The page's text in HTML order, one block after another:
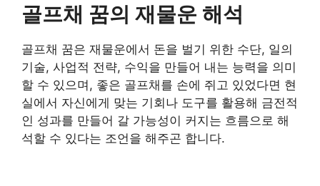
골프채 꿈의 재물운 해석
골프채 꿈은 재물운에서 돈을 벌기 위한 수단, 일의
기술, 사업적 전략, 수익을 만들어 내는 능력을 의미
할 수 있으며, 좋은 골프채를 손에 쥐고 있었다면 현
실에서 자신에게 맞는 기회나 도구를 활용해 금전적
인 성과를 만들어 갈 가능성이 커지는 흐름으로 해
석할 수 있다는 조언을 해주곤 합니다.